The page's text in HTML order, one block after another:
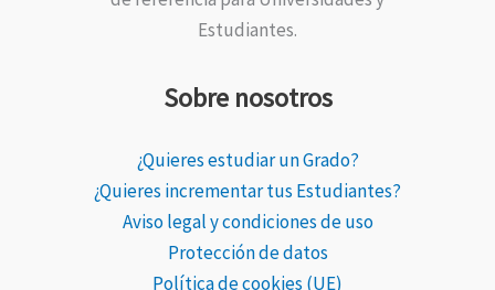
Estudiantes.
Sobre nosotros
¿Quieres estudiar un Grado?
¿Quieres incrementar tus Estudiantes?
Aviso legal y condiciones de uso
Protección de datos
Política de cookies (UE)